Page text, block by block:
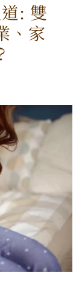
: 雙
、家